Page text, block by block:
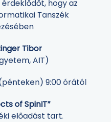
hogy az
Tanszék
Tibor
AIT)
9:00 órától
of SpinIT”
előadást tart.